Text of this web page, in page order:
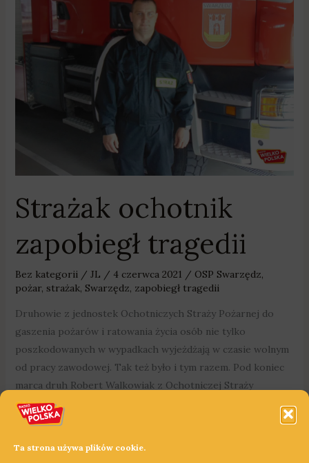
Ta strona używa plików cookie.
Strażak ochotnik
zapobiegł tragedii
Bez kategorii/ JL / 4 czerwca 2021 / OSP Swarzędz,
pożar, strażak, Swarzędz, zapobiegł tragedii
Druhowie z jednostek Ochotniczych Straży Pożarnej do
gaszenia pożarów i ratowania życia osób nie tylko
poszkodowanych w wypadkach wyjeżdżają w czasie wolnym
od pracy zawodowej. Tak też było i tym razem. Pod koniec
marca druh Robert Walkowiak z Ochotniczej Straży
Pożarnej w Swarzędzu zapobiegł tragedii, do której mogło
dojść na osiedlu Dąbrowczaków.
postanowił wejść do środka i sprawdził czy ktoś nie